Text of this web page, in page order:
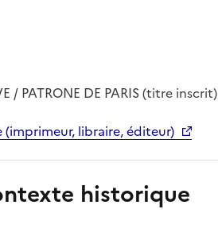
/ PATRONE DE PARIS (titre inscrit)
(imprimeur, libraire, éditeur)
historique